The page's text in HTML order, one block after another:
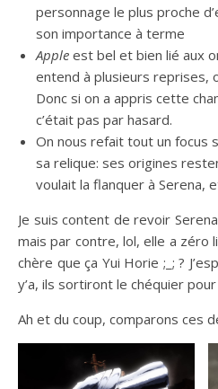
personnage le plus proche
son importance à terme
Apple est bel et bien lié aux
entend à plusieurs reprises,
Donc si on a appris cette
c’était pas par hasard.
On nous refait tout un focus
sa relique: ses origines
voulait la flanquer à Serena,
Je suis content de revoir
mais par contre, lol, elle a zéro
chère que ça Yui Horie ;_; ?
y’a, ils sortiront le chéquier
Ah et du coup, comparons ces